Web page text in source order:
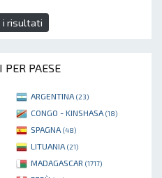
i risultati
PAESE
ARGENTINA (23)
CONGO - KINSHASA (18)
SPAGNA (48)
LITUANIA (21)
MADAGASCAR (1717)